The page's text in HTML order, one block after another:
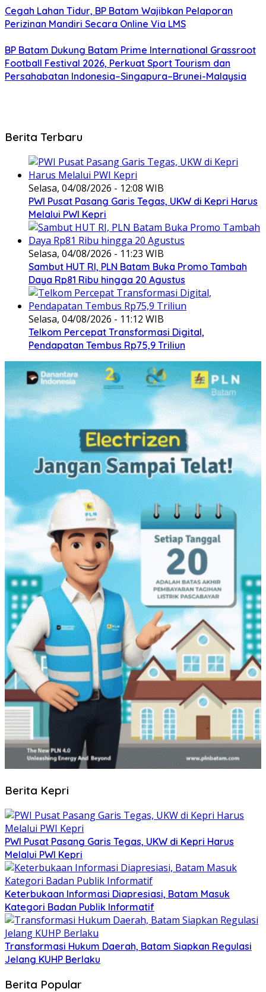
Cegah Lahan Tidur, BP Batam Wajibkan Pelaporan
Perizinan Mandiri Secara Online Via LMS
BP Batam Dukung Batam Prime International Grassroot
Football Festival 2026, Perkuat Sport Tourism dan
Persahabatan Indonesia–Singapura–Brunei-Malaysia
Berita Terbaru
Selasa, 04/08/2026 - 12:08 WIB
PWI Pusat Pasang Garis Tegas, UKW di Kepri Harus
Melalui PWI Kepri
Selasa, 04/08/2026 - 11:23 WIB
Sambut HUT RI, PLN Batam Buka Promo Tambah
Daya Rp81 Ribu hingga 20 Agustus
Selasa, 04/08/2026 - 11:12 WIB
Telkom Percepat Transformasi Digital,
Pendapatan Tembus Rp75,9 Triliun
Berita Kepri
PWI Pusat Pasang Garis Tegas, UKW di Kepri Harus
Melalui PWI Kepri
Keterbukaan Informasi Diapresiasi, Batam Masuk
Kategori Badan Publik Informatif
Transformasi Hukum Daerah, Batam Siapkan Regulasi
Jelang KUHP Berlaku
Berita Popular